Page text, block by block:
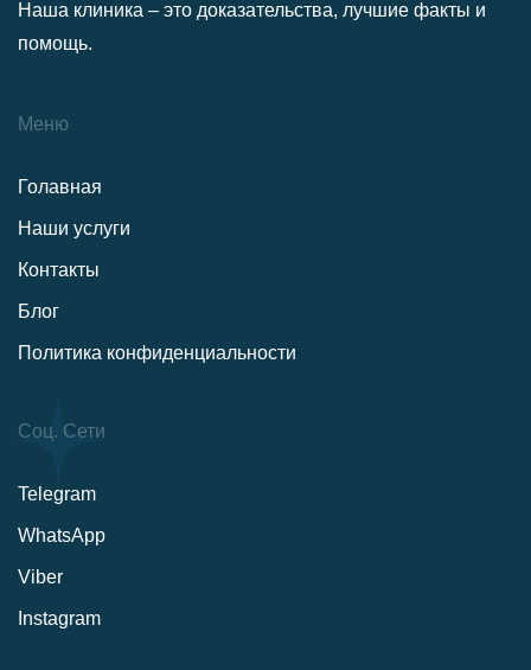
Наша клиника – это доказательства, лучшие факты и
помощь.
Меню
Голавная
Наши услуги
Контакты
Блог
Политика конфиденциальности
Соц. Сети
Telegram
WhatsApp
Viber
Instagram